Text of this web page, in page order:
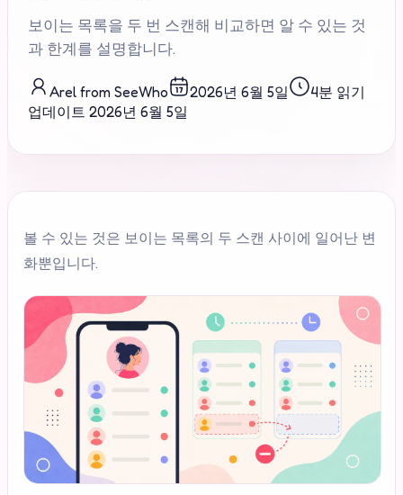
보이는 목록을 두 번 스캔해 비교하면 알 수 있는 것
과 한계를 설명합니다.
Arel from SeeWho 2026년 6월 5일
4분 읽기
업데이트 2026년 6월 5일
볼 수 있는 것은 보이는 목록의 두 스캔 사이에 일어난 변
화뿐입니다.